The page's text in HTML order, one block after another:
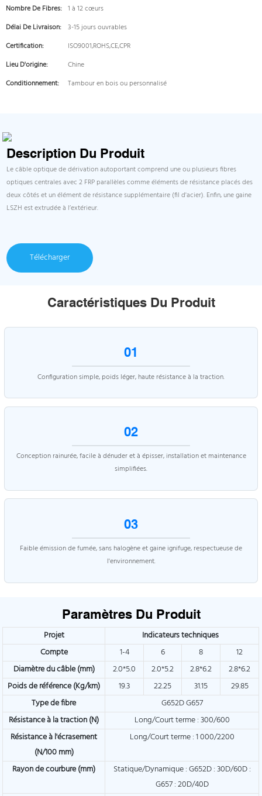
Nombre De Fibres: 1 à 12 cœurs
Délai De Livraison: 3-15 jours ouvrables
Certification:
ISO9001,ROHS,CE,CPR
Lieu D'origine:
Chine
Conditionnement:
Tambour en bois ou personnalisé
Description Du Produit
Le câble optique de dérivation autoportant comprend une ou plusieurs fibres
optiques centrales avec 2 FRP parallèles comme éléments de résistance placés des
deux côtés et un élément de résistance supplémentaire (fil d'acier). Enfin, une gaine
LSZH est extrudée à l’extérieur.
Télécharger
Caractéristiques Du Produit
01
Configuration simple, poids léger, haute résistance à la traction.
02
Conception rainurée, facile à dénuder et à épisser, installation et maintenance
simplifiées.
03
Faible émission de fumée, sans halogène et gaine ignifuge, respectueuse de
l'environnement.
Paramètres Du Produit
Projet
Indicateurs techniques
Compte
1-4 6 8
12
Diamètre du câble (mm)
2.0*5.0 2.0*5.2 2.8*6.2
2.8*6.2
Poids de référence (Kg/km)
19.3 22.25 31.15
29.85
Type de fibre
G652D G657
Résistance à la traction (N)
Long/Court terme : 300/600
Résistance à l'écrasement
(N/100 mm)
Long/Court terme : 1 000/2200
Rayon de courbure (mm)
Statique/Dynamique : G652D : 30D/60D :
G657 : 20D/40D